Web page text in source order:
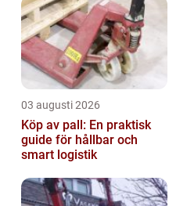
03 augusti 2026
Köp av pall: En praktisk
guide för hållbar och
smart logistik